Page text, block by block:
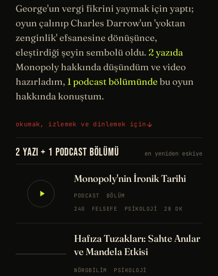
George'un vergi fikrini yaymak için yaptı;
oyun çalınıp Charles Darrow'un 'yoktan
zenginlik' efsanesine dönüşünce,
eleştirdiği şeyin sembolü oldu. 2 yazıda
Monopoly hakkında düşündüm ve video
hazırladım, 1 podcast bölümünde bu oyun
hakkında konuştum.
okumak, izlemek ve dinlemek için
2 YAZI + 1 PODCAST BÖLÜMÜ en yeniden eskiye
Monopoly'nin İronik Tarihi
PODCAST
BÖLÜM
240
FELSEFE PSIKOLOJI 28 DK
Hafıza Tuzakları: Sahte Anılar
ve Mandela Etkisi
NÖROBILIM PSIKOLOJI